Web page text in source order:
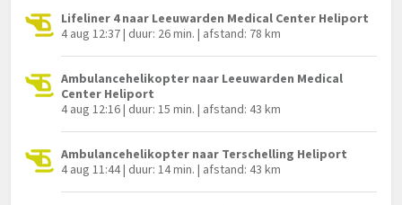
Lifeliner 4 naar Leeuwarden Medical Center Heliport
4 aug 12:37 | duur: 26 min. | afstand: 78 km
Ambulancehelikopter naar Leeuwarden Medical
Center Heliport
4 aug 12:16 | duur: 15 min. | afstand: 43 km
Ambulancehelikopter naar Terschelling Heliport
4 aug 11:44 | duur: 14 min. | afstand: 43 km